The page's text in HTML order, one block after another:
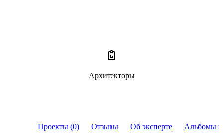
Проекты (0) Отзывы Об эксперте Альбомы
Архитекторы